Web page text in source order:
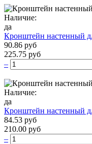
Наличие:
да
Кронштейн настенный
90.86 руб
225.75 руб
–
Наличие:
да
Кронштейн настенный
84.53 руб
210.00 руб
–